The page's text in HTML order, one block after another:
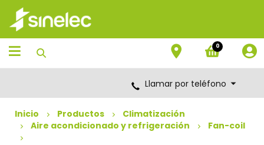
Saltar
contenido
Saltar
menú
de
navegación
0
Llamar por teléfono
Inicio Productos
Climatización
Aire acondicionado y refrigeración
Fan-coil